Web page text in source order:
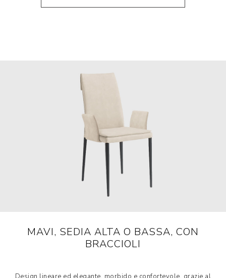
MAVI, SEDIA ALTA O BASSA, CON
BRACCIOLI